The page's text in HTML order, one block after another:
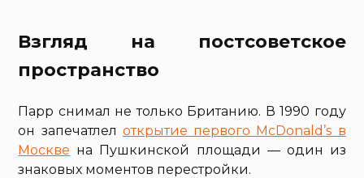
Взгляд на постсоветское
пространство
Парр снимал не только Британию. В 1990 году
он запечатлел открытие первого McDonald’s в
Москве на Пушкинской площади — один из
знаковых моментов перестройки.